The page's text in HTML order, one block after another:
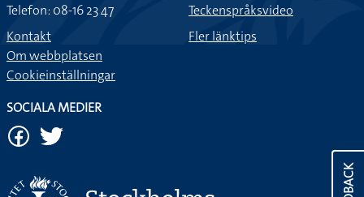
Telefon: 08-16 23 47
Kontakt
Om webbplatsen
Cookieinställningar
Teckenspråksvideo
Fler länktips
SOCIALA MEDIER